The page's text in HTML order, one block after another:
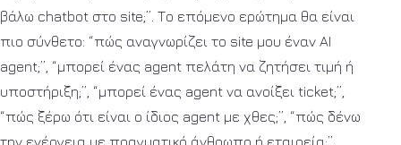
βάλω chatbot στο site;”. Το επόμενο ερώτημα θα είναι
πιο σύνθετο: “πώς αναγνωρίζει το site μου έναν AI
agent;”, “μπορεί ένας agent πελάτη να ζητήσει τιμή ή
υποστήριξη;”, “μπορεί ένας agent να ανοίξει ticket;”,
“πώς ξέρω ότι είναι ο ίδιος agent με χθες;”, “πώς δένω
την ενέργεια με πραγματικό άνθρωπο ή εταιρεία;”.